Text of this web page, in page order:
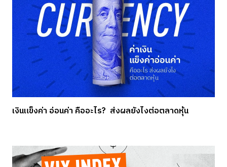
เงินแข็งค่า อ่อนค่า คืออะไร? ส่งผลยังไงต่อตลาดหุ้น